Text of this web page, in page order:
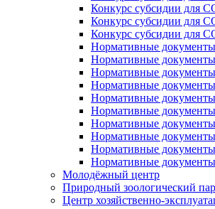
Конкурс субсидии для
Конкурс субсидии для
Конкурс субсидии для
Нормативные
Нормативные
Нормативные
Нормативные
Нормативные
Нормативные
Нормативные
Нормативные
Нормативные
Нормативные
Молодёжный центр
Природный зоологический
Центр хозяйственно-